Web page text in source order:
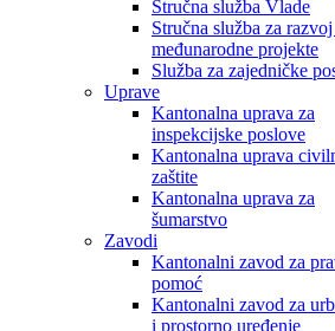
Stručna služba Vlade
Stručna služba za
međunarodne projekte
Služba za zajedničke
Uprave
Kantonalna uprava za
inspekcijske poslove
Kantonalna uprava
zaštite
Kantonalna uprava za
šumarstvo
Zavodi
Kantonalni zavod za
pomoć
Kantonalni zavod za
i prostorno uređenje